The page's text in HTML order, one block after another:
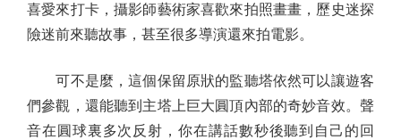
喜愛來打卡，攝影師藝術家喜歡來拍照畫畫，歷史迷探
險迷前來聽故事，甚至很多導演還來拍電影。
可不是麼，這個保留原狀的監聽塔依然可以讓遊客
們參觀，還能聽到主塔上巨大圓頂內部的奇妙音效。聲
音在圓球裏多次反射，你在講話數秒後聽到自己的回